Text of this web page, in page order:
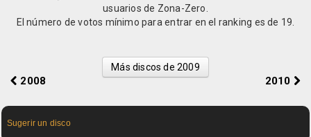
usuarios de Zona-Zero.
El número de votos mínimo para entrar en el ranking es de 19.
2008 2010
Más discos de 2009
Sugerir un disco